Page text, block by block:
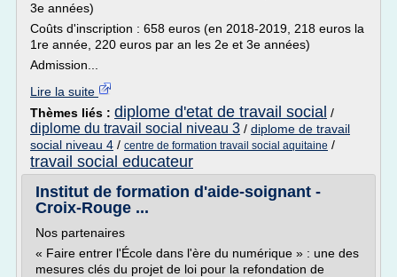
3e années)
Coûts d'inscription : 658 euros (en 2018-2019, 218 euros la
1re année, 220 euros par an les 2e et 3e années)
Admission...
Lire la suite
Thèmes liés : diplome d'etat de travail social /
diplome du travail social niveau 3 / diplome de travail
social niveau 4 / centre de formation travail social aquitaine /
travail social educateur
Institut de formation d'aide-soignant -
Croix-Rouge ...
Nos partenaires
« Faire entrer l'École dans l'ère du numérique » : une des
mesures clés du projet de loi pour la refondation de